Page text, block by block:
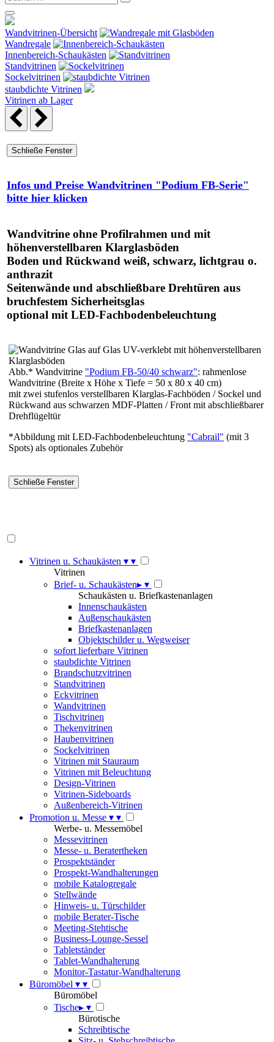
Wandvitrinen-Übersicht
Wandregale
Innenbereich-Schaukästen
Standvitrinen
Sockelvitrinen
staubdichte Vitrinen
Vitrinen ab Lager
Infos und Preise Wandvitrinen "Podium FB-Serie"
bitte hier klicken
Wandvitrine ohne Profilrahmen und mit
höhenverstellbaren Klarglasböden
Boden und Rückwand weiß, schwarz, lichtgrau o.
anthrazit
Seitenwände und abschließbare Drehtüren aus
bruchfestem Sicherheitsglas
optional mit LED-Fachbodenbeleuchtung
Abb.* Wandvitrine "Podium FB-50/40 schwarz": rahmenlose
Wandvitrine (Breite x Höhe x Tiefe = 50 x 80 x 40 cm)
mit zwei stufenlos verstellbaren Klarglas-Fachböden / Sockel und
Rückwand aus schwarzen MDF-Platten / Front mit abschließbarer
Drehflügeltür
*Abbildung mit LED-Fachbodenbeleuchtung "Cabrail" (mit 3
Spots) als optionales Zubehör
Vitrinen u. Schaukästen ▾ ▾
Vitrinen
Brief- u. Schaukästen▸ ▾
Schaukästen u. Briefkastenanlagen
Innenschaukästen
Außenschaukästen
Briefkastenanlagen
Objektschilder u. Wegweiser
sofort lieferbare Vitrinen
staubdichte Vitrinen
Brandschutzvitrinen
Standvitrinen
Eckvitrinen
Wandvitrinen
Tischvitrinen
Thekenvitrinen
Haubenvitrinen
Sockelvitrinen
Vitrinen mit Stauraum
Vitrinen mit Beleuchtung
Design-Vitrinen
Vitrinen-Sideboards
Außenbereich-Vitrinen
Promotion u. Messe ▾ ▾
Werbe- u. Messemöbel
Messevitrinen
Messe- u. Beratertheken
Prospektständer
Prospekt-Wandhalterungen
mobile Katalogregale
Stellwände
Hinweis- u. Türschilder
mobile Berater-Tische
Meeting-Stehtische
Business-Lounge-Sessel
Tabletständer
Tablet-Wandhalterung
Monitor-Tastatur-Wandhalterung
Büromöbel ▾ ▾
Büromöbel
Tische▸ ▾
Bürotische
Schreibtische